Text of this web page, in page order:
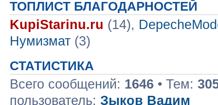
ТОПЛИСТ БЛАГОДАРНОСТЕЙ
KupiStarinu.ru (14),
Нумизмат (3)
СТАТИСТИКА
Всего сообщений: 1646 • Тем:
пользователь: Зыков Вадим